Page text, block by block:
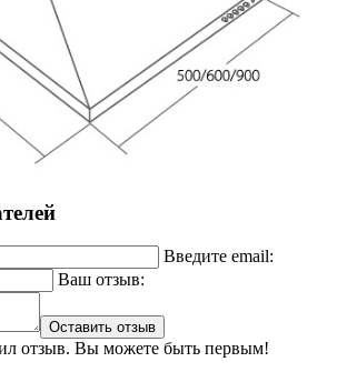
Введите email:
Ваш отзыв:
Оставить отзыв
отзыв. Вы можете быть первым!